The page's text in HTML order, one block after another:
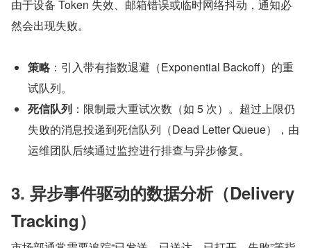
由于设备 Token 失效、邮箱错误或临时网络抖动，通知必
然会出现失败。
策略：引入带有指数退避（Exponential Backoff）的重
试队列。
死信队列 ：限制最大重试次数（如 5 次）。超过上限仍
失败的消息投递到死信队列（Dead Letter Queue），由
运维团队后续通过监控进行排查与异步修复。
3. 异步事件驱动的数据分析（Delivery
Tracking）